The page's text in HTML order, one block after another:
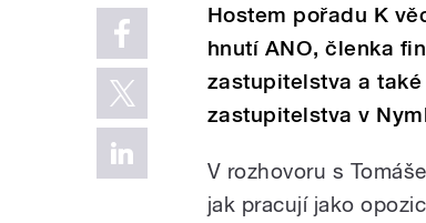
Hostem pořadu K
hnutí ANO, členka
zastupitelstva a
zastupitelstva v
V rozhovoru s
jak pracují jako